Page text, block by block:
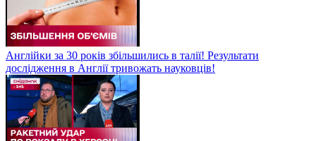
Англійки за 30 років збільшились в талії! Результати
дослідження в Англії тривожать науковців!